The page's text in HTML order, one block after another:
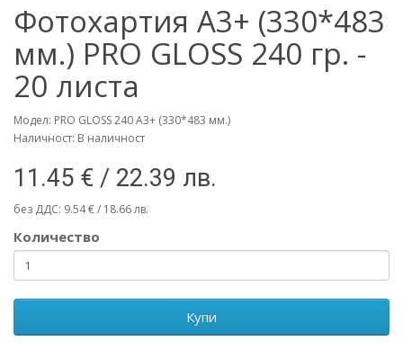
Фотохартия А3+ (330*483
мм.) PRO GLOSS 240 гр. -
20 листа
Модел: PRO GLOSS 240 A3+ (330*483 мм.)
Наличност: В наличност
11.45 € / 22.39 лв.
без ДДС: 9.54 € / 18.66 лв.
Количество
Купи